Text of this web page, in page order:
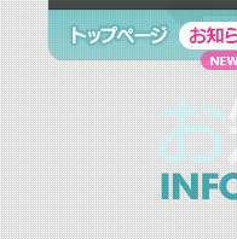
お知らせ
トップページ お知ら